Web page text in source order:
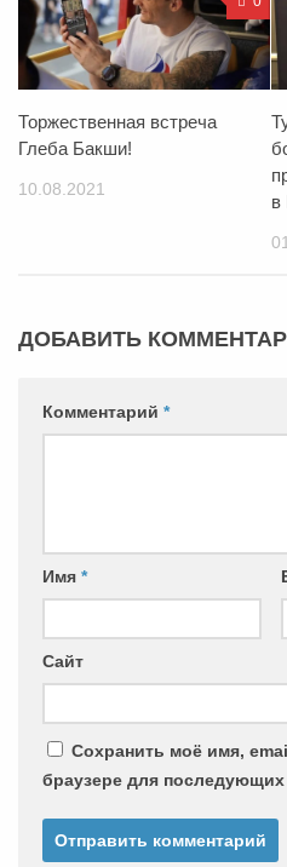
Торжественная встреча
Глеба Бакши!
10.08.2021
в
ДОБАВИТЬ
Комментарий *
Имя *
Сайт
Сохранить моё имя,
браузере для